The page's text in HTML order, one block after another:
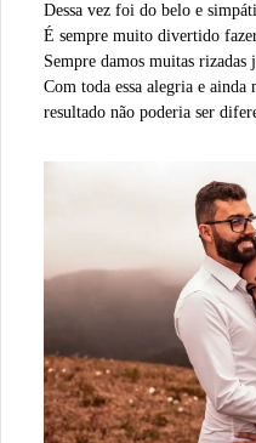
Dessa vez foi do belo e
É sempre muito divertido fazer
Sempre damos muitas rizadas
Com toda essa alegria e
resultado não poderia ser